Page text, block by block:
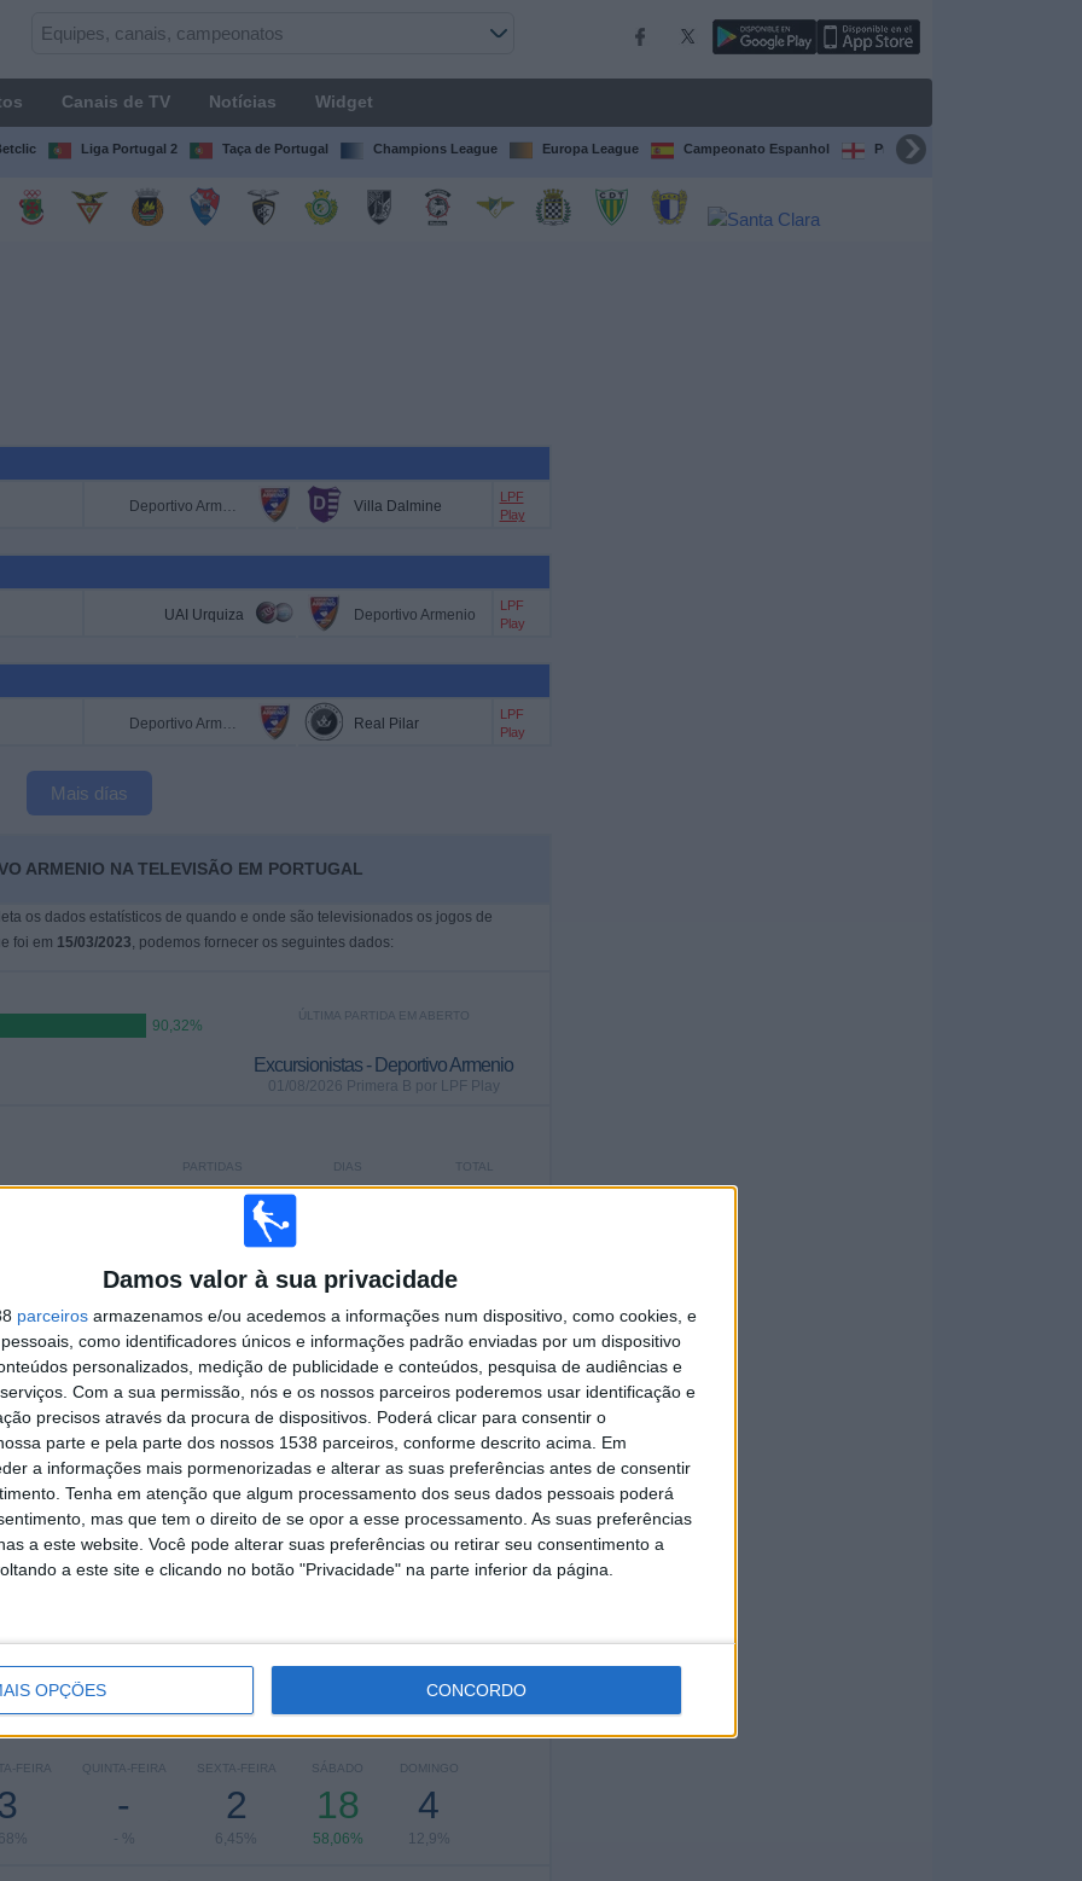
Damos valor à sua privacidade
parceiros armazenamos e/ou acedemos a informações num dispositivo, como cookies, e
como identificadores únicos e informações padrão enviadas por um dispositivo
personalizados, medição de publicidade e conteúdos, pesquisa de audiências e
Com a sua permissão, nós e os nossos parceiros poderemos usar identificação e
precisos através da procura de dispositivos. Poderá clicar para consentir o
parte e pela parte dos nossos 1538 parceiros, conforme descrito acima. Em
a informações mais pormenorizadas e alterar as suas preferências antes de consentir
Tenha em atenção que algum processamento dos seus dados pessoais poderá
mas que tem o direito de se opor a esse processamento. As suas preferências
a este website. Você pode alterar suas preferências ou retirar seu consentimento a
a este site e clicando no botão "Privacidade" na parte inferior da página.
OPÇÕES CONCORDO
Canais de TV Notícias Widget
Liga Portugal 2 Taça de Portugal Champions League Europa League Campeonato Espanhol Premier League
Deportivo Armenio Villa Dalmine
LPF
Play
UAI Urquiza Deportivo Armenio
LPF
Play
Deportivo Armenio Real Pilar
LPF
Play
Mais días
ARMENIO NA TELEVISÃO EM PORTUGAL
os dados estatísticos de quando e onde são televisionados os jogos de
foi em 15/03/2023, podemos fornecer os seguintes dados:
90,32%
ÚLTIMA PARTIDA EM ABERTO
Excursionistas - Deportivo Armenio
01/08/2026 Primera B por LPF Play
TOTAL
2
DIAS
7
PARTIDAS
0
CONSECUTIVOS
TOTAL
24
RIVAIS
MÁXIMO
2
VS Brown
Adrogue
TOTAL
2
COMPETIÇÕES
RANKING POR COMPETIÇÕES
Primera B
28 (90,32%)
Copa Argentina
3 (9,68%)
POR DIA DA SEMANA
FEIRA QUINTA-FEIRA
-
- %
SEXTA-FEIRA
2
6,45%
SÁBADO
18
58,06%
DOMINGO
4
12,9%